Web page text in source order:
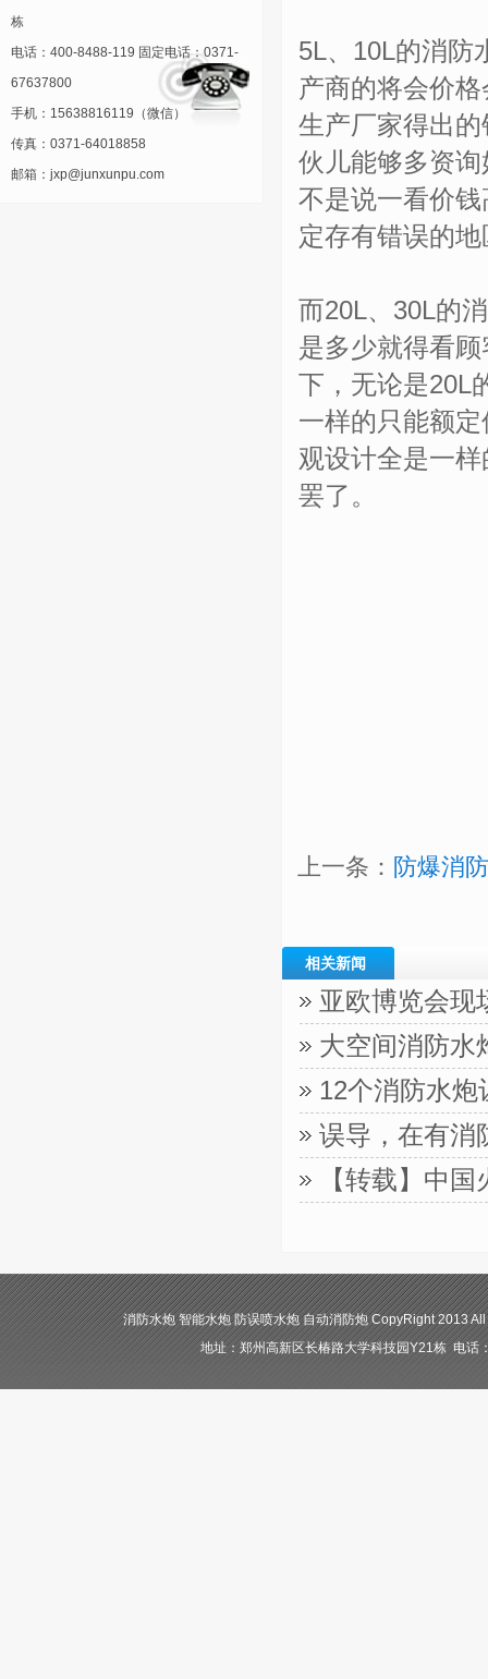
栋
电话：400-8488-119 固定电话：0371-
67637800
手机：15638816119（微信）
传真：0371-64018858
邮箱：jxp@junxunpu.com
5L、10L的消防
产商的将会价
生产厂家得出
伙儿能够多资
不是说一看价
定存有错误的
而20L、30L的
是多少就得看
下，无论是20L
一样的只能额
观设计全是一
罢了。
上一条： 防爆消
相关新闻
亚欧博览会现
大空间消防水
12个消防水
误导，在有消
【转载】中
消防水炮 智能水炮 防误喷水炮 自动消防炮 CopyRight 2013
地址：郑州高新区长椿路大学科技园Y21栋 电